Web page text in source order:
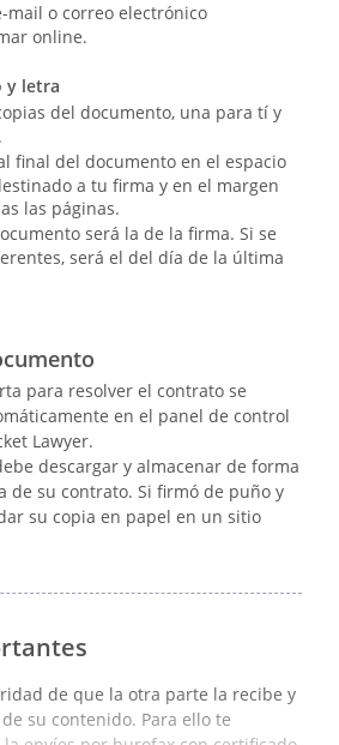
mail o correo electrónico
online.
y letra
del documento, una para tí y
final del documento en el espacio
a tu firma y en el margen
las páginas.
será la de la firma. Si se
será el del día de la última
para resolver el contrato se
en el panel de control
Lawyer.
descargar y almacenar de forma
de su contrato. Si firmó de puño y
su copia en papel en un sitio
de que la otra parte la recibe y
su contenido. Para ello te